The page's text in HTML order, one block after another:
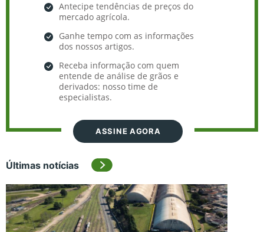
Antecipe tendências de preços do
mercado agrícola.
Ganhe tempo com as informações
dos nossos artigos.
Receba informação com quem
entende de análise de grãos e
derivados: nosso time de
especialistas.
ASSINE AGORA
Últimas notícias